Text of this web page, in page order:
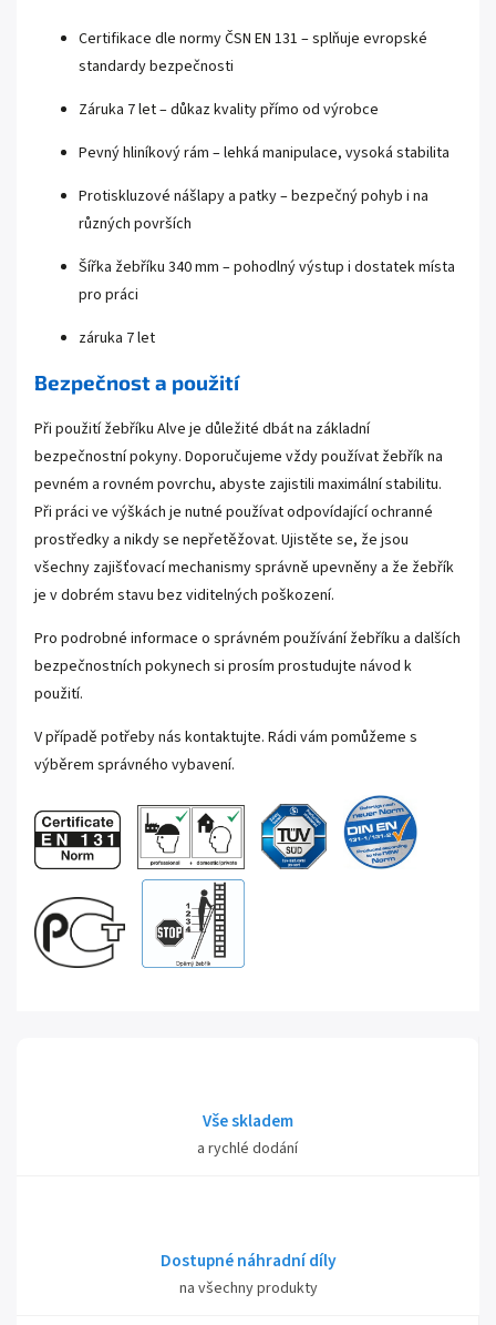
Certifikace dle normy ČSN EN 131 – splňuje evropské
standardy bezpečnosti
Záruka 7 let – důkaz kvality přímo od výrobce
Pevný hliníkový rám – lehká manipulace, vysoká stabilita
Protiskluzové nášlapy a patky – bezpečný pohyb i na
různých površích
Šířka žebříku 340 mm – pohodlný výstup i dostatek místa
pro práci
záruka 7 let
Bezpečnost a použití
Při použití žebříku Alve je důležité dbát na základní
bezpečnostní pokyny. Doporučujeme vždy používat žebřík na
pevném a rovném povrchu, abyste zajistili maximální stabilitu.
Při práci ve výškách je nutné používat odpovídající ochranné
prostředky a nikdy se nepřetěžovat. Ujistěte se, že jsou
všechny zajišťovací mechanismy správně upevněny a že žebřík
je v dobrém stavu bez viditelných poškození.
Pro podrobné informace o správném používání žebříku a dalších
bezpečnostních pokynech si prosím prostudujte návod k
použití.
V případě potřeby nás kontaktujte. Rádi vám pomůžeme s
výběrem správného vybavení.
Vše skladem
a rychlé dodání
Dostupné náhradní díly
na všechny produkty